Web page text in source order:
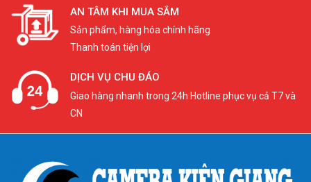
AN TÂM KHI MUA SẮM
Sản phẩm, hàng hóa chính hãng
Thanh toán tiện lợi
DỊCH VỤ CHU ĐÁO
Giao hàng nhanh trong 24h Hotline phục vụ cả T7 và
CN